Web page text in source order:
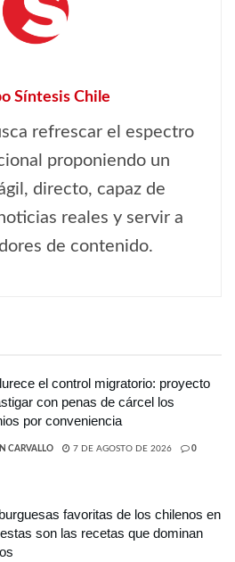
Síntesis Chile
refrescar el espectro
proponiendo un
directo, capaz de
reales y servir a
de contenido.
el control migratorio: proyecto
con penas de cárcel los
por conveniencia
CARVALLO 7 DE AGOSTO DE 2026 0
favoritas de los chilenos en
son las recetas que dominan